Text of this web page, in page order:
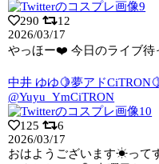
290
12
2026/03/17
やっほー❤️ 今日のライブ待
中井 ゆゆ🍋夢アド
@Yuyu_YmCiTRON
125
6
2026/03/17
おはようございます☀って